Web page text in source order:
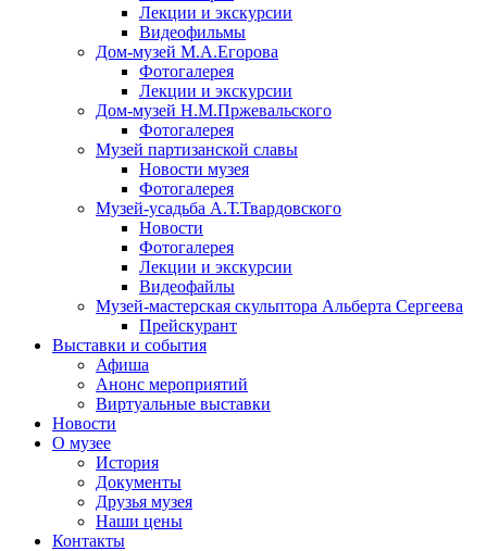
Лекции и экскурсии
Видеофильмы
Дом-музей М.А.Егорова
Фотогалерея
Лекции и экскурсии
Дом-музей Н.М.Пржевальского
Фотогалерея
Музей партизанской славы
Новости музея
Фотогалерея
Музей-усадьба А.Т.Твардовского
Новости
Фотогалерея
Лекции и экскурсии
Видеофайлы
Музей-мастерская скульптора Альберта Сергеева
Прейскурант
Выставки и события
Афиша
Анонс мероприятий
Виртуальные выставки
Новости
О музее
История
Документы
Друзья музея
Наши цены
Контакты